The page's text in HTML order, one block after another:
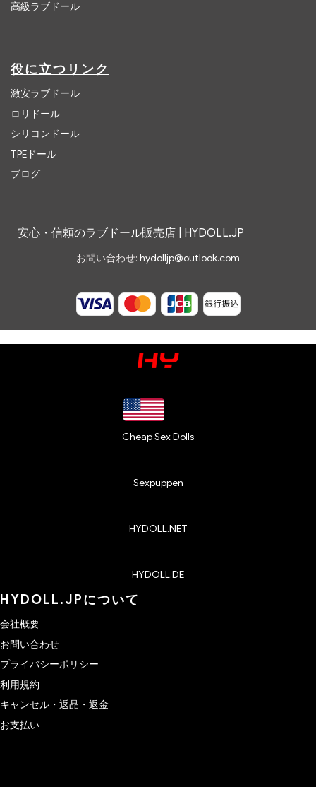
高級ラブドール
役に立つリンク
激安ラブドール
ロリドール
シリコンドール
TPEドール
ブログ
安心・信頼のラブドール販売店 | HYDOLL.JP
お問い合わせ: hydolljp@outlook.com
Cheap Sex Dolls
Sexpuppen
HYDOLL.NET
HYDOLL.DE
HYDOLL.JPについて
会社概要
お問い合わせ
プライバシーポリシー
利用規約
キャンセル・返品・返金
お支払い